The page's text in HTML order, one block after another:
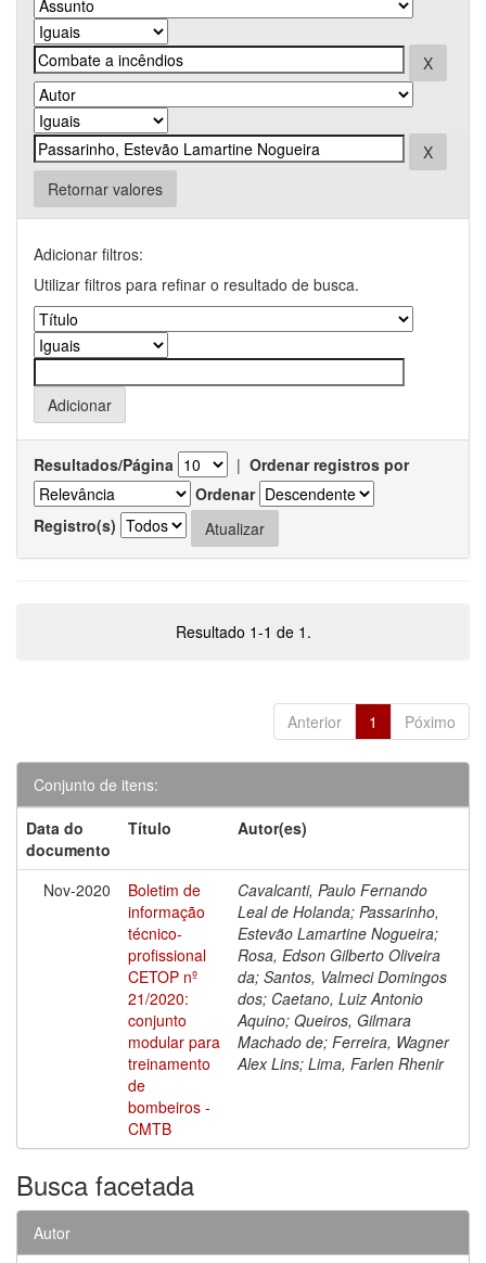
Retornar valores
Adicionar filtros:
Utilizar filtros para refinar o resultado de busca.
Resultados/Página | Ordenar registros por
Ordenar
Registro(s)
Resultado 1-1 de 1.
Anterior 1 Póximo
Conjunto de itens:
Data do
documento
Título Autor(es)
Nov-2020
Boletim de
informação
técnico-
profissional
CETOP nº
21/2020:
conjunto
modular para
treinamento
de
bombeiros -
CMTB
Cavalcanti, Paulo Fernando
Leal de Holanda; Passarinho,
Estevão Lamartine Nogueira;
Rosa, Edson Gilberto Oliveira
da; Santos, Valmeci Domingos
dos; Caetano, Luiz Antonio
Aquino; Queiros, Gilmara
Machado de; Ferreira, Wagner
Alex Lins; Lima, Farlen Rhenir
Busca facetada
Autor